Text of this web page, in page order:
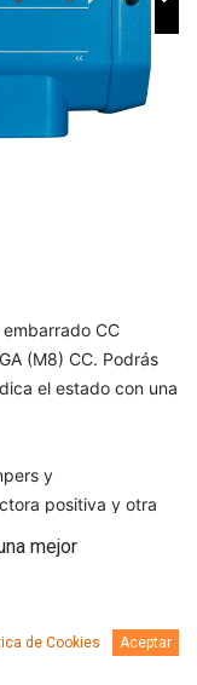
embarrado CC
(M8) CC. Podrás
el estado con una
y
positiva y otra
mejor
de Cookies Aceptar